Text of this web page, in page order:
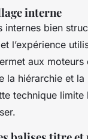
interne
internes bien
et l’expérience
aux
la hiérarchie et la
technique limite